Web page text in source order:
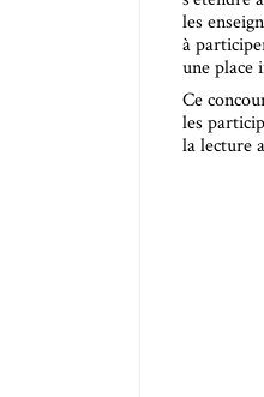
les
à
une place
Ce
les
la lecture